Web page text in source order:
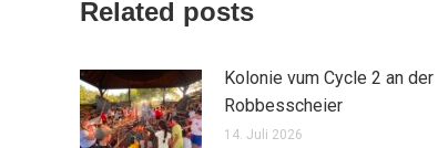
Related posts
Kolonie vum Cycle 2 an der
Robbesscheier
14. Juli 2026